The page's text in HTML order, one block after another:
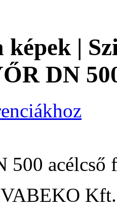
képek |
DN
500 acélcső
Kft.